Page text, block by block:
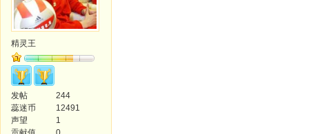
精灵王
发帖
244
蕊迷币
12491
声望
1